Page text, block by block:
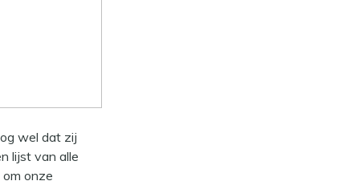
wel dat zij
lijst van alle
onze